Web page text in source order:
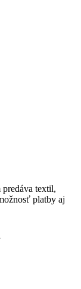
textil,
platby aj